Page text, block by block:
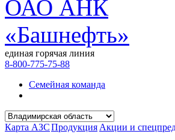
единая горячая линия
8-800-775-75-88
Семейная команда
Карта АЗСПродукция Акции и